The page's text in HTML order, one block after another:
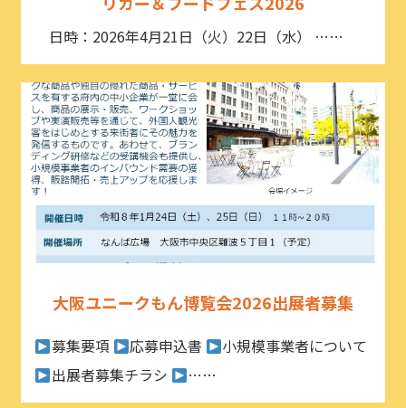
日時：2026年4月21日（火）22日（水） ……
大阪ユニークもん博覧会2026出展者募集
募集要項 応募申込書
小規模事業者について
出展者募集チラシ
……